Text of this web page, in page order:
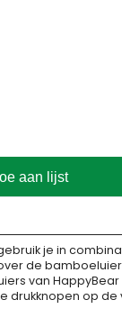
je in
de
van
drukknopen op de